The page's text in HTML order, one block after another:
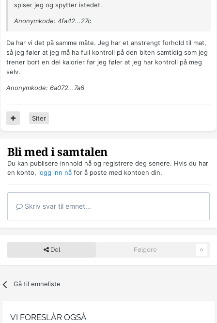
spiser jeg og spytter istedet.
Anonymkode: 4fa42...27c
Da har vi det på samme måte. Jeg har et anstrengt forhold til mat,
så jeg føler at jeg må ha full kontroll på den biten samtidig som jeg
trener bort en del kalorier før jeg føler at jeg har kontroll på meg
selv.
Anonymkode: 6a072...7a6
Siter
Bli med i samtalen
Du kan publisere innhold nå og registrere deg senere. Hvis du har
en konto, logg inn nå for å poste med kontoen din.
Skriv svar til emnet...
Del Følgere 0
Gå til emneliste
VI FORESLÅR OGSÅ